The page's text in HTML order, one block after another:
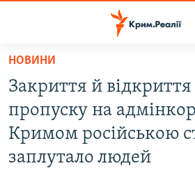
Перейти
основного
матеріалу
Перейти
до
основної
ВОДА.КРИМ
ВІДЕО ТА ФОТО
НОВИНИ
Закриття й відкриття
пропуску на
Кримом російською
заплутало людей